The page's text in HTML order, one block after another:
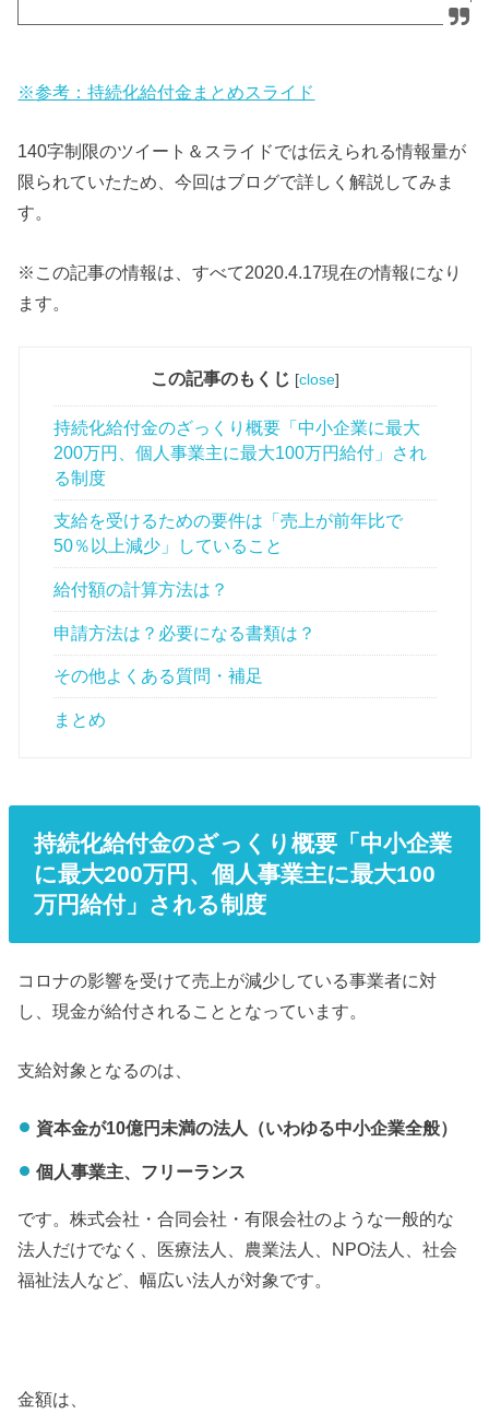
※参考：持続化給付金まとめスライド
140字制限のツイート＆スライドでは伝えられる情報量が
限られていたため、今回はブログで詳しく解説してみま
す。
※この記事の情報は、すべて2020.4.17現在の情報になり
ます。
この記事のもくじ [close]
持続化給付金のざっくり概要「中小企業に最大
200万円、個人事業主に最大100万円給付」され
る制度
支給を受けるための要件は「売上が前年比で
50％以上減少」していること
給付額の計算方法は？
申請方法は？必要になる書類は？
その他よくある質問・補足
まとめ
持続化給付金のざっくり概要「中小企業
に最大200万円、個人事業主に最大100
万円給付」される制度
コロナの影響を受けて売上が減少している事業者に対
し、現金が給付されることとなっています。
支給対象となるのは、
資本金が10億円未満の法人（いわゆる中小企業全般）
個人事業主、フリーランス
です。株式会社・合同会社・有限会社のような一般的な
法人だけでなく、医療法人、農業法人、NPO法人、社会
福祉法人など、幅広い法人が対象です。
金額は、